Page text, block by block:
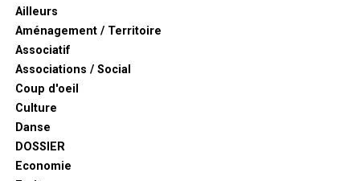
Ailleurs
Aménagement / Territoire
Associatif
Associations / Social
Coup d'oeil
Culture
Danse
DOSSIER
Economie